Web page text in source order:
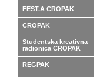
FEST.A CROPAK
CROPAK
Studentska kreativna
radionica CROPAK
REGPAK